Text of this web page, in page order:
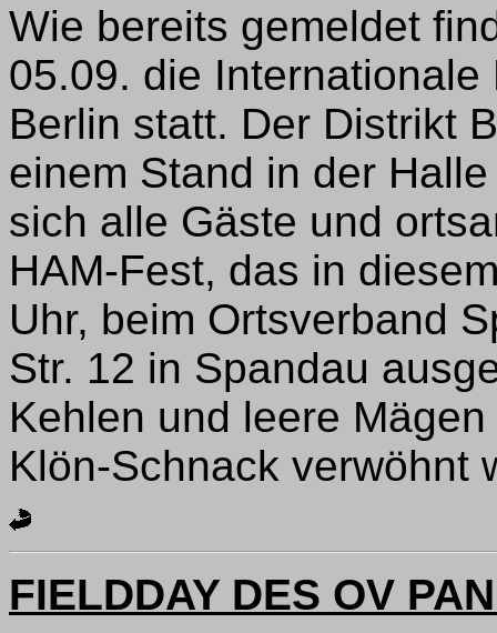
Wie bereits gemeldet
05.09. die
Berlin statt. Der Distrikt
einem Stand in der
sich alle Gäste und
HAM-Fest, das in
Uhr, beim Ortsverband
Str. 12 in Spandau
Kehlen und leere
Klön-Schnack verwöhnt
FIELDDAY DES OV